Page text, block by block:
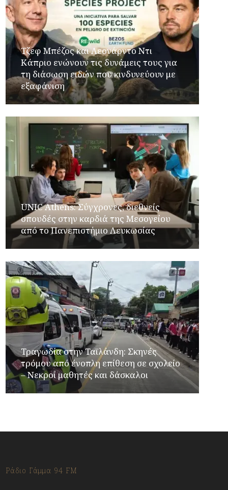
Τζεφ Μπέζος και Λεονάρντο Ντι
Κάπριο ενώνουν τις δυνάμεις τους για
τη διάσωση ειδών που κινδυνεύουν με
εξαφάνιση
UNIC Athens: Σύγχρονες, διεθνείς
σπουδές στην καρδιά της Μεσογείου
από το Πανεπιστήμιο Λευκωσίας
Τραγωδία στην Ταϊλάνδη: Σκηνές
τρόμου από ένοπλη επίθεση σε σχολείο
– Νεκροί μαθητές και δάσκαλοι
Ράδιο Γάμμα 94 FM